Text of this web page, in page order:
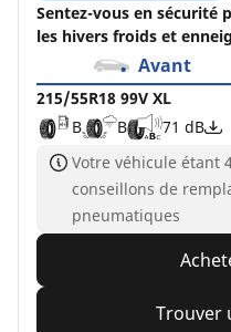
Sentez-vous en sécurité
les hivers froids et
Avant
215/55R18 99V XL
B
B
71 dB
Votre véhicule étant
conseillons de
pneumatiques
Trouver